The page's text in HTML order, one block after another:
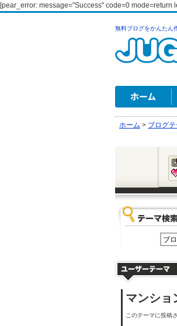
[pear_error: message="Success" code=0 mode=return
無料ブログをかんたん
ホーム > ブログ
マンショ
このテーマに投稿